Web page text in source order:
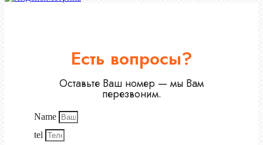
Есть вопросы?
Оставьте Ваш номер — мы Вам
перезвоним.
Name
tel